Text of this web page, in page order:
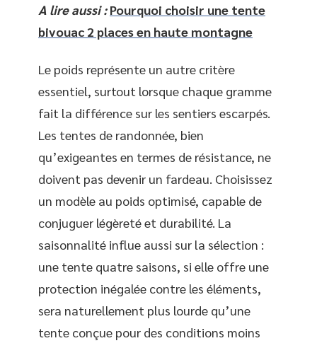
A lire aussi : Pourquoi choisir une tente
bivouac 2 places en haute montagne
Le poids représente un autre critère
essentiel, surtout lorsque chaque gramme
fait la différence sur les sentiers escarpés.
Les tentes de randonnée, bien
qu’exigeantes en termes de résistance, ne
doivent pas devenir un fardeau. Choisissez
un modèle au poids optimisé, capable de
conjuguer légèreté et durabilité. La
saisonnalité influe aussi sur la sélection :
une tente quatre saisons, si elle offre une
protection inégalée contre les éléments,
sera naturellement plus lourde qu’une
tente conçue pour des conditions moins